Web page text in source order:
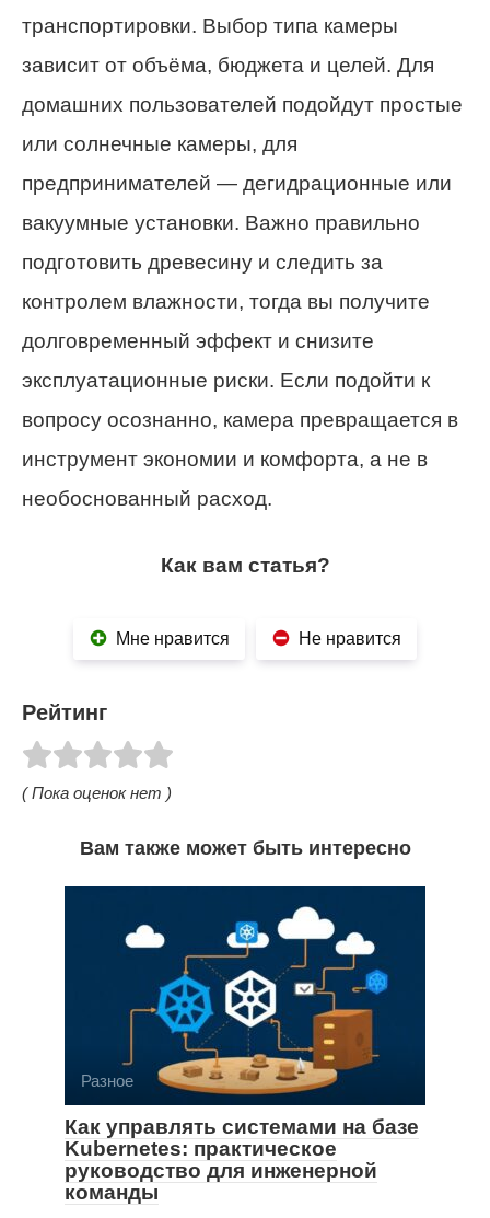
транспортировки. Выбор типа камеры
зависит от объёма, бюджета и целей. Для
домашних пользователей подойдут простые
или солнечные камеры, для
предпринимателей — дегидрационные или
вакуумные установки. Важно правильно
подготовить древесину и следить за
контролем влажности, тогда вы получите
долговременный эффект и снизите
эксплуатационные риски. Если подойти к
вопросу осознанно, камера превращается в
инструмент экономии и комфорта, а не в
необоснованный расход.
Как вам статья?
Мне нравится Не нравится
Рейтинг
( Пока оценок нет )
Вам также может быть интересно
Разное
Как управлять системами на базе
Kubernetes: практическое
руководство для инженерной
команды